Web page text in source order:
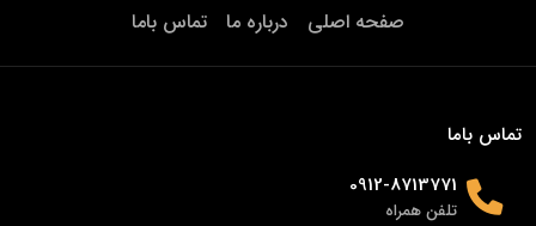
صفحه اصلی درباره ما تماس باما
تماس باما
0912-8713771
تلفن همراه